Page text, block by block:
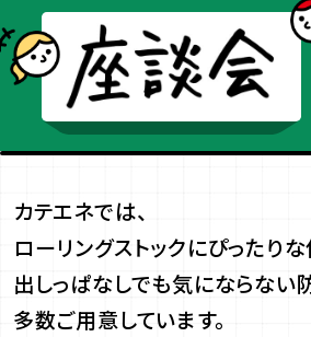
カテエネでは、
ローリングストックにぴったりな
出しっぱなしでも気にならない
多数ご用意しています。